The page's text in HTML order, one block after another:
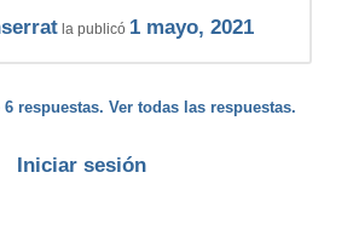
la publicó 1 mayo, 2021
respuestas. Ver todas las respuestas.
Iniciar sesión